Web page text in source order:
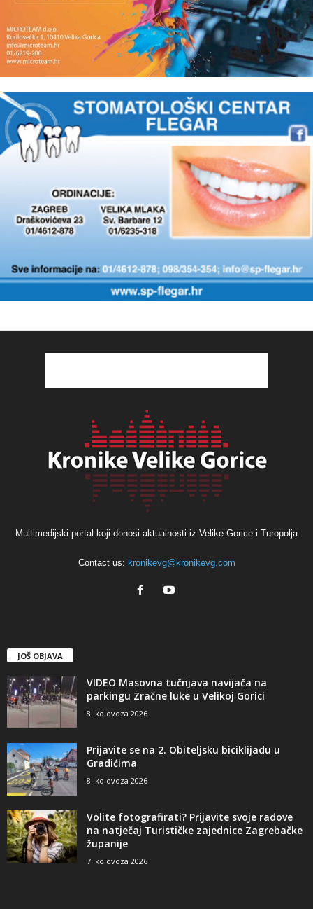
Multimedijski portal koji donosi aktualnosti iz Velike Gorice i Turopolja
Contact us: kronikevg@kronikevg.com
JOŠ OBJAVA
VIDEO Masovna tučnjava navijača na
parkingu Zračne luke u Velikoj Gorici
8. kolovoza 2026
Prijavite se na 2. Obiteljsku biciklijadu u
Gradićima
8. kolovoza 2026
Volite fotografirati? Prijavite svoje radove
na natječaj Turističke zajednice Zagrebačke
županije
7. kolovoza 2026